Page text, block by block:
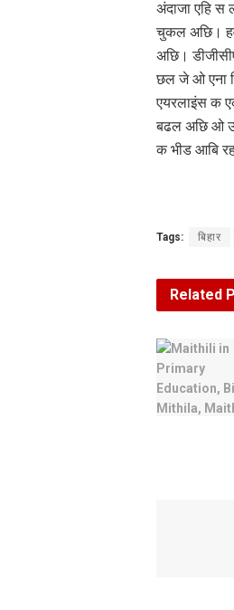
अंदाजा एहि
चुकल अछि।
अछि।
छल जे ओ एना
एयरलाइंस क
बढल अछि ओ
क भीड आबि
Tags: बिहार
Related